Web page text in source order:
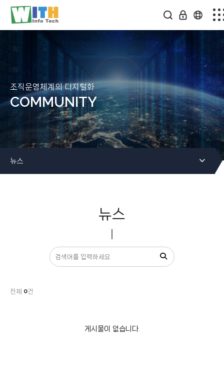
솔루션소개
미디어센터
온라인문의
조직운영체계의 디지털화
COMMUNITY
뉴스
뉴스
전체 0건
게시물이 없습니다.